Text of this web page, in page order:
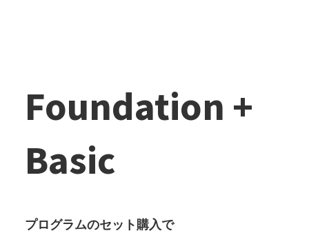
Foundation +
Basic
プログラムのセット購入で